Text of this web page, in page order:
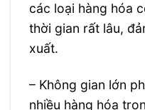
các loại hàng hóa
thời gian rất lâu,
xuất.
– Không gian lớn
nhiều hàng hóa